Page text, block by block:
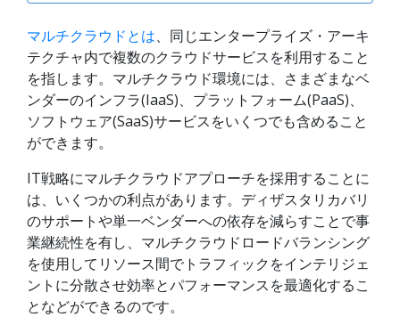
マルチクラウドとは、同じエンタープライズ・アーキ
テクチャ内で複数のクラウドサービスを利用すること
を指します。マルチクラウド環境には、さまざまなベ
ンダーのインフラ(IaaS)、プラットフォーム(PaaS)、
ソフトウェア(SaaS)サービスをいくつでも含めること
ができます。
IT戦略にマルチクラウドアプローチを採用することに
は、いくつかの利点があります。ディザスタリカバリ
のサポートや単一ベンダーへの依存を減らすことで事
業継続性を有し、マルチクラウドロードバランシング
を使用してリソース間でトラフィックをインテリジェ
ントに分散させ効率とパフォーマンスを最適化するこ
となどができるのです。